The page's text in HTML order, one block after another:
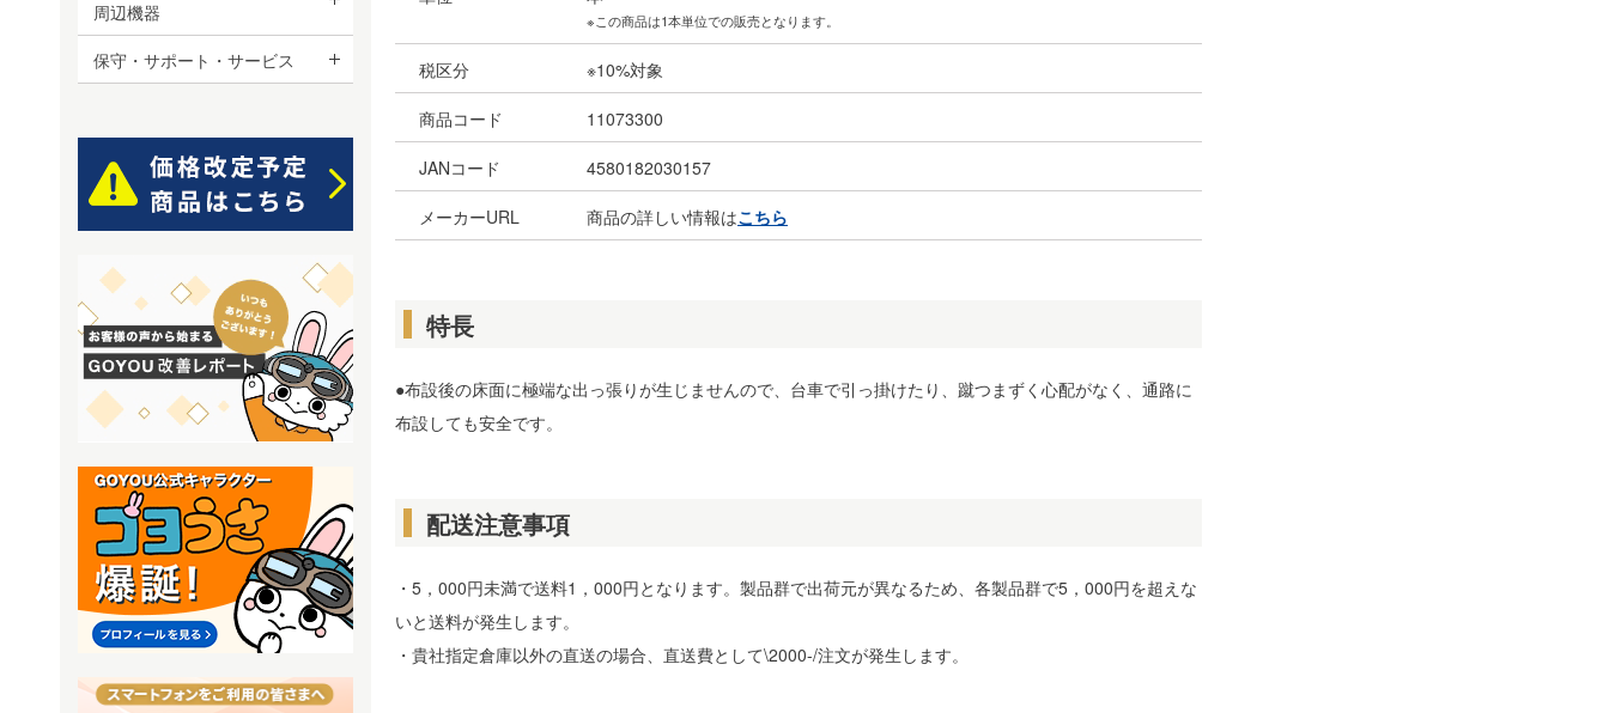
※この商品は1本単位での販売となります。
税区分 ※10%対象
商品コード 11073300
JANコード 4580182030157
メーカーURL 商品の詳しい情報はこちら
特長
●布設後の床面に極端な出っ張りが生じませんので、台車で引っ掛けたり、蹴つまずく心配がなく、通路に
布設しても安全です。
配送注意事項
・5，000円未満で送料1，000円となります。製品群で出荷元が異なるため、各製品群で5，000円を超えな
いと送料が発生します。
・貴社指定倉庫以外の直送の場合、直送費として\2000-/注文が発生します。
周辺機器
保守・サポート・サービス